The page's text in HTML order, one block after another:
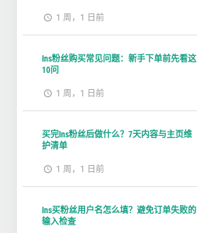
1 周，1 日前
Ins粉丝购买常见问题：新手下单前先看这
10问
1 周，1 日前
买完Ins粉丝后做什么？7天内容与主页维
护清单
1 周，1 日前
Ins买粉丝用户名怎么填？避免订单失败的
输入检查